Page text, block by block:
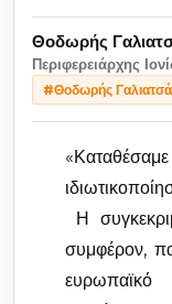
Θοδωρής
Περιφερειάρχης
#Θοδωρής
Η
συμφέρον,